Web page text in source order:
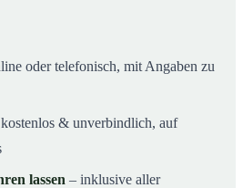
oder telefonisch, mit Angaben zu
& unverbindlich, auf
lassen – inklusive aller